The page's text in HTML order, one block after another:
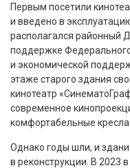
Первым посетили
и введено в
располагался районный
поддержке
и экономической
этаже старого здания
кинотеатр
современное
комфортабельные кресла
Однако годы шли, и
в реконструкции. В 2023